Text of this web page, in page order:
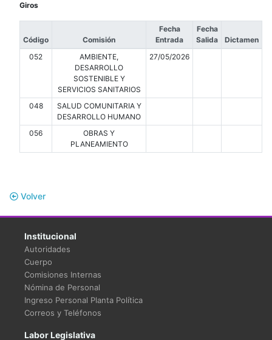
Giros
Código Comisión
Fecha
Entrada
Fecha
Salida
Dictamen
052
AMBIENTE,
DESARROLLO
SOSTENIBLE Y
SERVICIOS SANITARIOS
27/05/2026
048
SALUD COMUNITARIA Y
DESARROLLO HUMANO
056
OBRAS Y
PLANEAMIENTO
Volver
Institucional
Autoridades
Cuerpo
Comisiones Internas
Nómina de Personal
Ingreso Personal Planta Política
Correos y Teléfonos
Labor Legislativa